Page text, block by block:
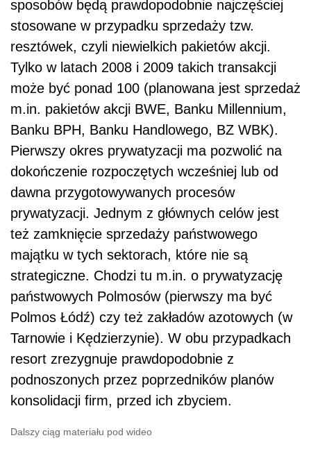
sposobów będą prawdopodobnie najczęściej
stosowane w przypadku sprzedaży tzw.
resztówek, czyli niewielkich pakietów akcji.
Tylko w latach 2008 i 2009 takich transakcji
może być ponad 100 (planowana jest sprzedaż
m.in. pakietów akcji BWE, Banku Millennium,
Banku BPH, Banku Handlowego, BZ WBK).
Pierwszy okres prywatyzacji ma pozwolić na
dokończenie rozpoczętych wcześniej lub od
dawna przygotowywanych procesów
prywatyzacji. Jednym z głównych celów jest
też zamknięcie sprzedaży państwowego
majątku w tych sektorach, które nie są
strategiczne. Chodzi tu m.in. o prywatyzację
państwowych Polmosów (pierwszy ma być
Polmos Łódź) czy też zakładów azotowych (w
Tarnowie i Kędzierzynie). W obu przypadkach
resort zrezygnuje prawdopodobnie z
podnoszonych przez poprzedników planów
konsolidacji firm, przed ich zbyciem.
Dalszy ciąg materiału pod wideo